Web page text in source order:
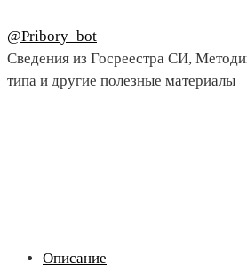
@Pribory_bot
Сведения из Госреестра СИ,
типа и другие полезные материалы
Описание